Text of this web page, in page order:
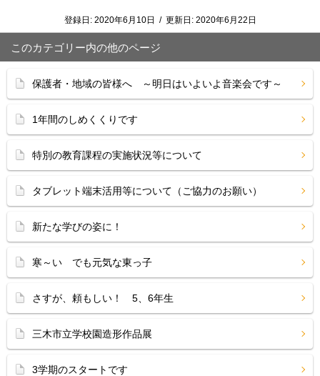
登録日: 2020年6月10日 / 更新日: 2020年6月22日
このカテゴリー内の他のページ
保護者・地域の皆様へ ～明日はいよいよ音楽会です～
1年間のしめくくりです
特別の教育課程の実施状況等について
タブレット端末活用等について（ご協力のお願い）
新たな学びの姿に！
寒～い でも元気な東っ子
さすが、頼もしい！ 5、6年生
三木市立学校園造形作品展
3学期のスタートです